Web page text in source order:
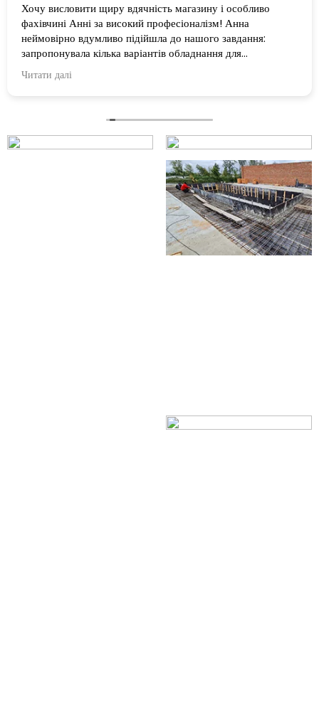
Хочу висловити щиру вдячність магазину і особливо
фахівчині Анні за високий професіоналізм! Анна
неймовірно вдумливо підійшла до нашого завдання:
запропонувала кілька варіантів обладнання для
фонтанного комплексу та максимально врахувала бюджет
проєкту. Замовлення було оформлено та відправлено дуже
Читати далі